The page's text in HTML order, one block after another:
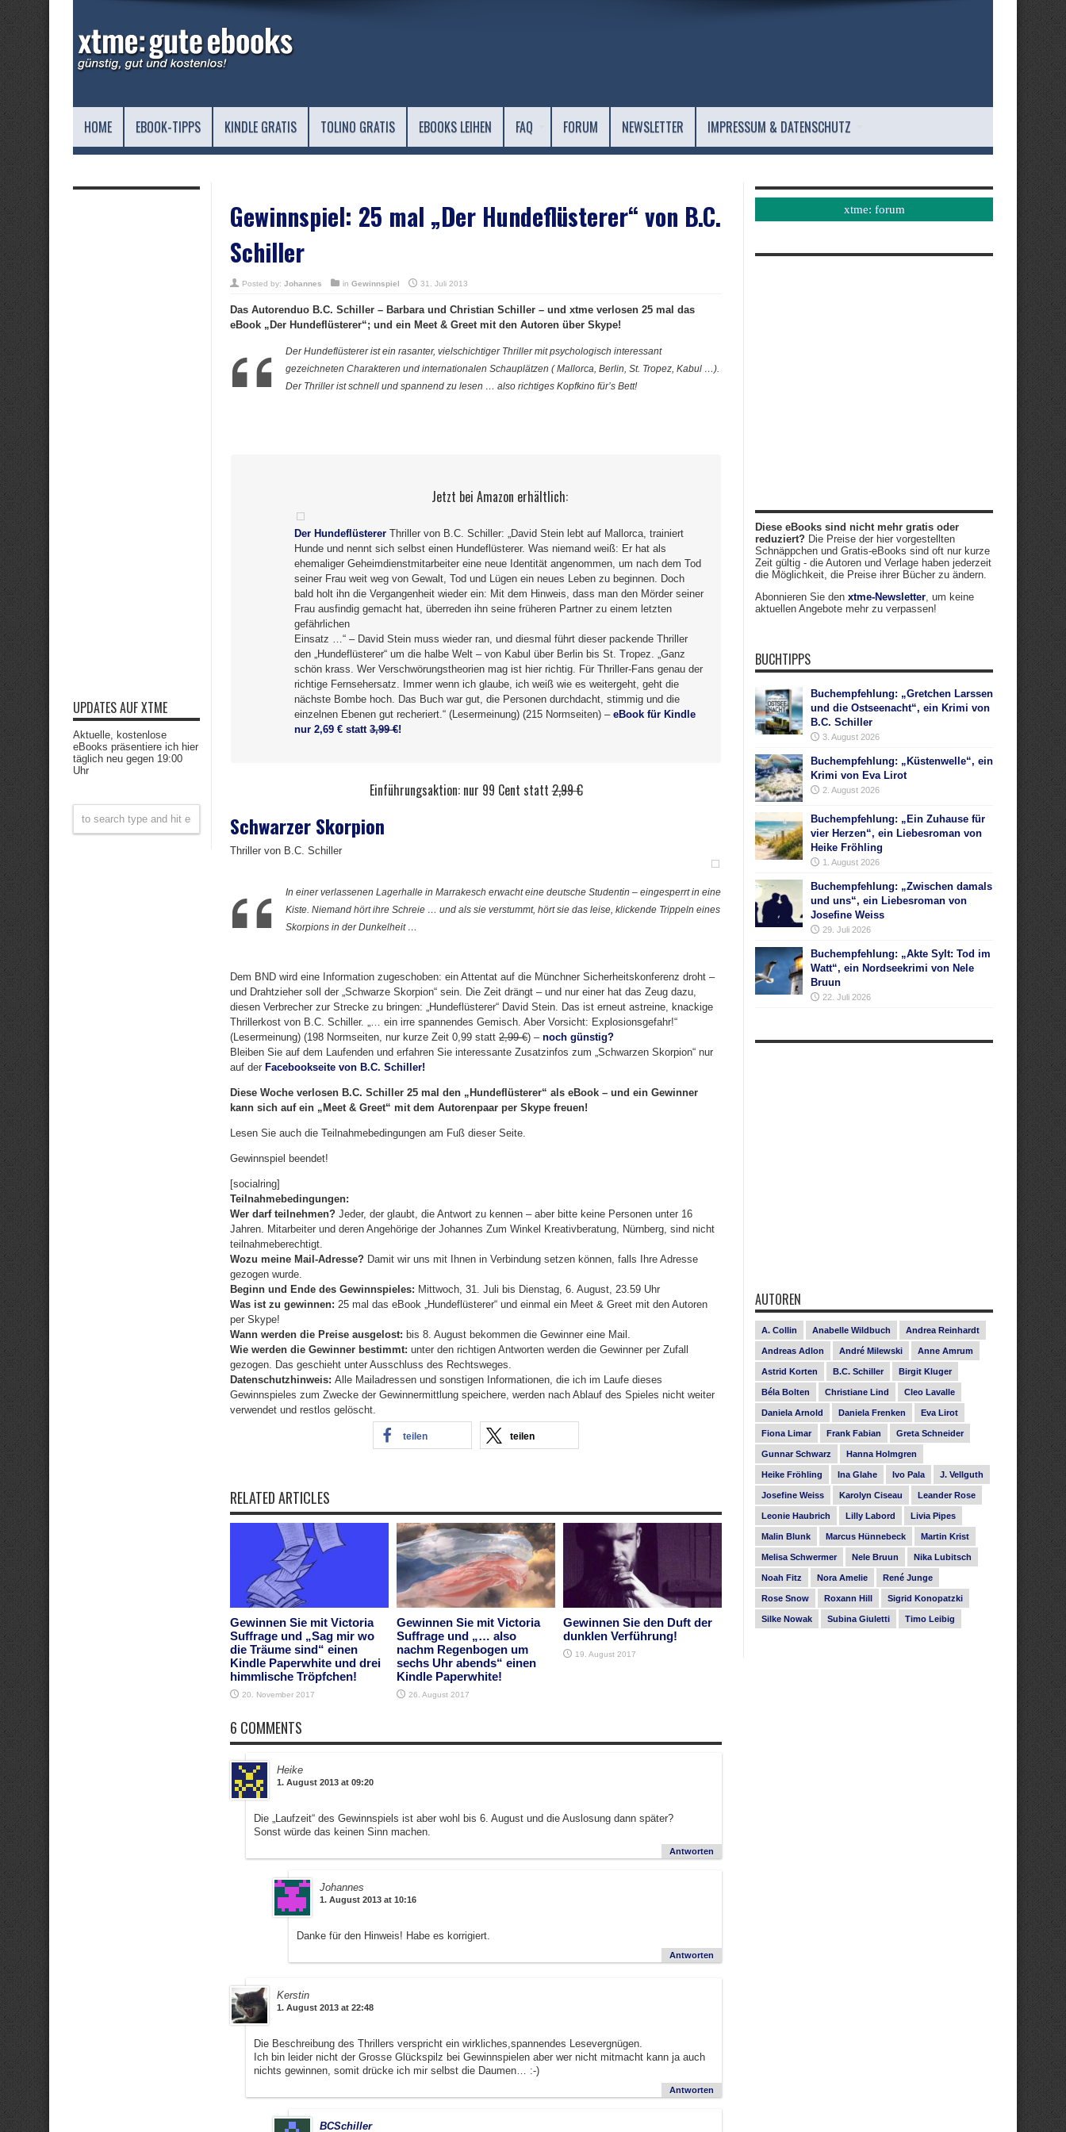
HOME EBOOK-TIPPS KINDLE GRATIS TOLINO GRATIS EBOOKS LEIHEN FAQ FORUM NEWSLETTER IMPRESSUM & DATENSCHUTZ
Gewinnspiel: 25 mal „Der Hundeflüsterer“ von B.C.
Schiller
Posted by: Johannes in Gewinnspiel 31. Juli 2013
Das Autorenduo B.C. Schiller – Barbara und Christian Schiller – und xtme verlosen 25 mal das
eBook „Der Hundeflüsterer“; und ein Meet & Greet mit den Autoren über Skype!
Der Hundeflüsterer ist ein rasanter, vielschichtiger Thriller mit psychologisch interessant
gezeichneten Charakteren und internationalen Schauplätzen ( Mallorca, Berlin, St. Tropez, Kabul …).
Der Thriller ist schnell und spannend zu lesen … also richtiges Kopfkino für’s Bett!
Jetzt bei Amazon erhältlich:
Der Hundeflüsterer Thriller von B.C. Schiller: „David Stein lebt auf Mallorca, trainiert
Hunde und nennt sich selbst einen Hundeflüsterer. Was niemand weiß: Er hat als
ehemaliger Geheimdienstmitarbeiter eine neue Identität angenommen, um nach dem Tod
seiner Frau weit weg von Gewalt, Tod und Lügen ein neues Leben zu beginnen. Doch
bald holt ihn die Vergangenheit wieder ein: Mit dem Hinweis, dass man den Mörder seiner
Frau ausfindig gemacht hat, überreden ihn seine früheren Partner zu einem letzten
gefährlichen
Einsatz …“ – David Stein muss wieder ran, und diesmal führt dieser packende Thriller
den „Hundeflüsterer“ um die halbe Welt – von Kabul über Berlin bis St. Tropez. „Ganz
schön krass. Wer Verschwörungstheorien mag ist hier richtig. Für Thriller-Fans genau der
richtige Fernsehersatz. Immer wenn ich glaube, ich weiß wie es weitergeht, geht die
nächste Bombe hoch. Das Buch war gut, die Personen durchdacht, stimmig und die
einzelnen Ebenen gut recheriert.“ (Lesermeinung) (215 Normseiten) – eBook für Kindle
nur 2,69 € statt 3,99 €!
Einführungsaktion: nur 99 Cent statt2,99 €
Schwarzer Skorpion
Thriller von B.C. Schiller
In einer verlassenen Lagerhalle in Marrakesch erwacht eine deutsche Studentin – eingesperrt in eine
Kiste. Niemand hört ihre Schreie … und als sie verstummt, hört sie das leise, klickende Trippeln eines
Skorpions in der Dunkelheit …
Dem BND wird eine Information zugeschoben: ein Attentat auf die Münchner Sicherheitskonferenz droht –
und Drahtzieher soll der „Schwarze Skorpion“ sein. Die Zeit drängt – und nur einer hat das Zeug dazu,
diesen Verbrecher zur Strecke zu bringen: „Hundeflüsterer“ David Stein. Das ist erneut astreine, knackige
Thrillerkost von B.C. Schiller. „… ein irre spannendes Gemisch. Aber Vorsicht: Explosionsgefahr!“
(Lesermeinung) (198 Normseiten, nur kurze Zeit 0,99 statt 2,99 €) – noch günstig?
Bleiben Sie auf dem Laufenden und erfahren Sie interessante Zusatzinfos zum „Schwarzen Skorpion“ nur
auf der Facebookseite von B.C. Schiller!
Diese Woche verlosen B.C. Schiller 25 mal den „Hundeflüsterer“ als eBook – und ein Gewinner
kann sich auf ein „Meet & Greet“ mit dem Autorenpaar per Skype freuen!
Lesen Sie auch die Teilnahmebedingungen am Fuß dieser Seite.
Gewinnspiel beendet!
[socialring]
Teilnahmebedingungen:
Wer darf teilnehmen? Jeder, der glaubt, die Antwort zu kennen – aber bitte keine Personen unter 16
Jahren. Mitarbeiter und deren Angehörige der Johannes Zum Winkel Kreativberatung, Nürnberg, sind nicht
teilnahmeberechtigt.
Wozu meine Mail-Adresse? Damit wir uns mit Ihnen in Verbindung setzen können, falls Ihre Adresse
gezogen wurde.
Beginn und Ende des Gewinnspieles: Mittwoch, 31. Juli bis Dienstag, 6. August, 23.59 Uhr
Was ist zu gewinnen: 25 mal das eBook „Hundeflüsterer“ und einmal ein Meet & Greet mit den Autoren
per Skype!
Wann werden die Preise ausgelost: bis 8. August bekommen die Gewinner eine Mail.
Wie werden die Gewinner bestimmt: unter den richtigen Antworten werden die Gewinner per Zufall
gezogen. Das geschieht unter Ausschluss des Rechtsweges.
Datenschutzhinweis: Alle Mailadressen und sonstigen Informationen, die ich im Laufe dieses
Gewinnspieles zum Zwecke der Gewinnermittlung speichere, werden nach Ablauf des Spieles nicht weiter
verwendet und restlos gelöscht.
teilen teilen
RELATED ARTICLES
Gewinnen Sie mit Victoria
Suffrage und „Sag mir wo
die Träume sind“ einen
Kindle Paperwhite und drei
himmlische Tröpfchen!
20. November 2017
Gewinnen Sie mit Victoria
Suffrage und „… also
nachm Regenbogen um
sechs Uhr abends“ einen
Kindle Paperwhite!
26. August 2017
Gewinnen Sie den Duft der
dunklen Verführung!
19. August 2017
6 COMMENTS
Heike
1. August 2013 at 09:20
Die „Laufzeit“ des Gewinnspiels ist aber wohl bis 6. August und die Auslosung dann später?
Sonst würde das keinen Sinn machen.
Antworten
Johannes
1. August 2013 at 10:16
Danke für den Hinweis! Habe es korrigiert.
Antworten
Kerstin
1. August 2013 at 22:48
Die Beschreibung des Thrillers verspricht ein wirkliches,spannendes Lesevergnügen.
Ich bin leider nicht der Grosse Glückspilz bei Gewinnspielen aber wer nicht mitmacht kann ja auch
nichts gewinnen, somit drücke ich mir selbst die Daumen… :-)
Antworten
BCSchiller
UPDATES AUF XTME
Aktuelle, kostenlose
eBooks präsentiere ich hier
täglich neu gegen 19:00
Uhr
xtme: forum
Diese eBooks sind nicht mehr gratis oder
reduziert? Die Preise der hier vorgestellten
Schnäppchen und Gratis-eBooks sind oft nur kurze
Zeit gültig - die Autoren und Verlage haben jederzeit
die Möglichkeit, die Preise ihrer Bücher zu ändern.
Abonnieren Sie den xtme-Newsletter, um keine
aktuellen Angebote mehr zu verpassen!
BUCHTIPPS
Buchempfehlung: „Gretchen Larssen
und die Ostseenacht“, ein Krimi von
B.C. Schiller
3. August 2026
Buchempfehlung: „Küstenwelle“, ein
Krimi von Eva Lirot
2. August 2026
Buchempfehlung: „Ein Zuhause für
vier Herzen“, ein Liebesroman von
Heike Fröhling
1. August 2026
Buchempfehlung: „Zwischen damals
und uns“, ein Liebesroman von
Josefine Weiss
29. Juli 2026
Buchempfehlung: „Akte Sylt: Tod im
Watt“, ein Nordseekrimi von Nele
Bruun
22. Juli 2026
AUTOREN
A. Collin Anabelle Wildbuch Andrea Reinhardt
Andreas Adlon André Milewski Anne Amrum
Astrid Korten B.C. Schiller Birgit Kluger
Béla Bolten Christiane Lind Cleo Lavalle
Daniela Arnold Daniela Frenken Eva Lirot
Fiona Limar Frank Fabian Greta Schneider
Gunnar Schwarz Hanna Holmgren
Heike Fröhling Ina Glahe Ivo Pala J. Vellguth
Josefine Weiss Karolyn Ciseau Leander Rose
Leonie Haubrich Lilly Labord Livia Pipes
Malin Blunk Marcus Hünnebeck Martin Krist
Melisa Schwermer Nele Bruun Nika Lubitsch
Noah Fitz Nora Amelie René Junge
Rose Snow Roxann Hill Sigrid Konopatzki
Silke Nowak Subina Giuletti Timo Leibig